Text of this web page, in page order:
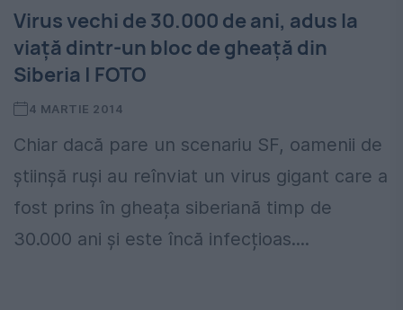
Virus vechi de 30.000 de ani, adus la
viaţă dintr-un bloc de gheaţă din
Siberia | FOTO
4 MARTIE 2014
Chiar dacă pare un scenariu SF, oamenii de
știinșă ruși au reînviat un virus gigant care a
fost prins în gheața siberiană timp de
30.000 ani și este încă infecțioas....